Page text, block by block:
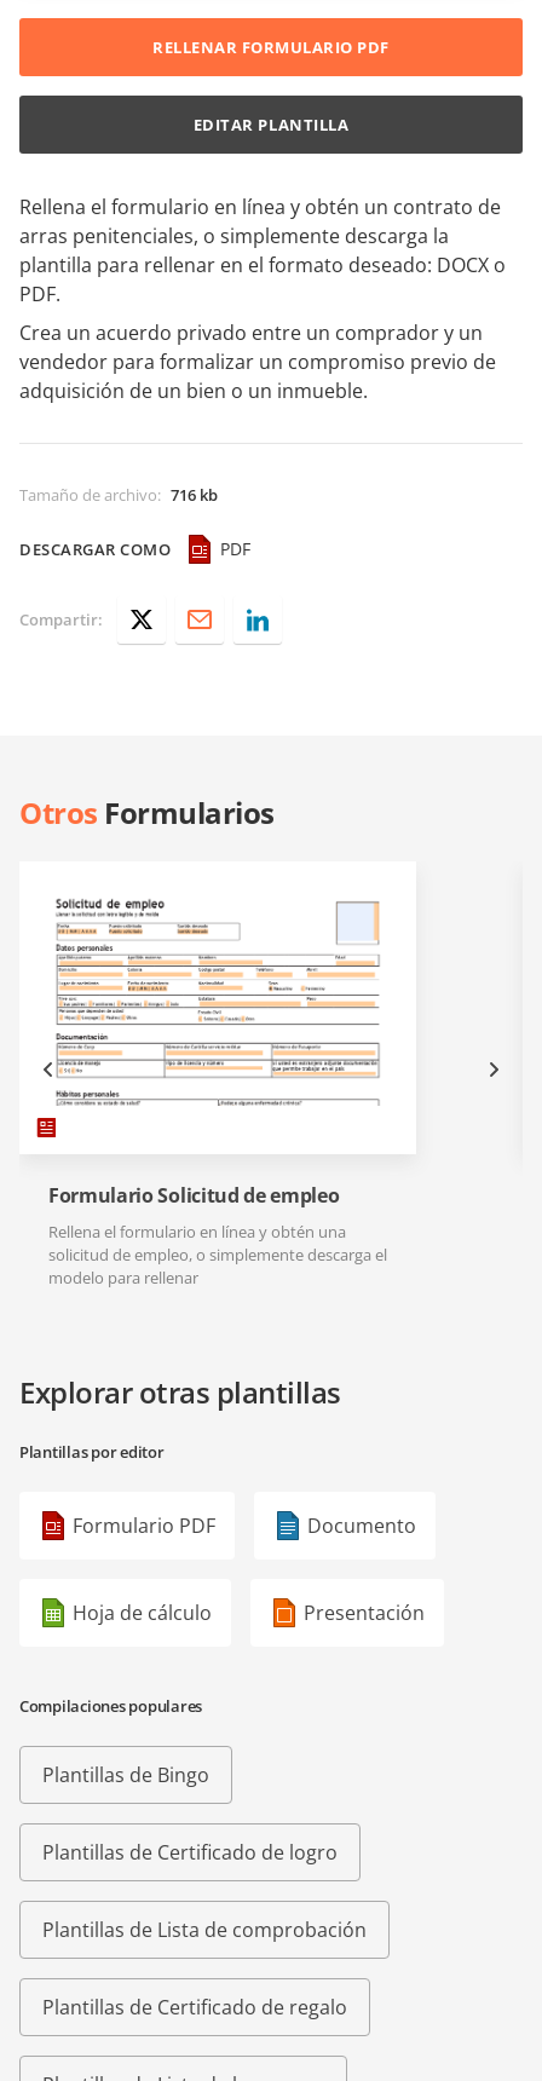
Rellena el formulario en línea y obtén un contrato de
arras penitenciales, o simplemente descarga la
plantilla para rellenar en el formato deseado: DOCX o
PDF.
Crea un acuerdo privado entre un comprador y un
vendedor para formalizar un compromiso previo de
adquisición de un bien o un inmueble.
Tamaño de archivo: 716 kb
DESCARGAR COMO PDF
RELLENAR FORMULARIO PDF
EDITAR PLANTILLA
Compartir:
Otros Formularios
Formulario Solicitud de empleo
Rellena el formulario en línea y obtén una
solicitud de empleo, o simplemente descarga el
modelo para rellenar
Explorar otras plantillas
Plantillas por editor
Formulario PDF Documento
Hoja de cálculo Presentación
Compilaciones populares
Plantillas de Bingo
Plantillas de Certificado de logro
Plantillas de Lista de comprobación
Plantillas de Certificado de regalo